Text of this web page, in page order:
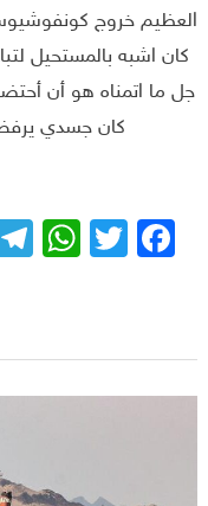
العظيم خروج
كان اشبه بالمستحيل
جل ما اتمناه هو أن
كان جسدي